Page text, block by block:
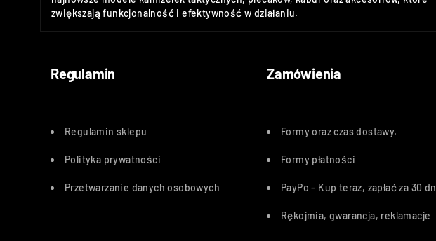
zwiększają funkcjonalność i efektywność w działaniu.
Regulamin Zamówienia
Regulamin sklepu
Polityka prywatności
Przetwarzanie danych osobowych
Formy oraz czas dostawy.
Formy płatności
PayPo – Kup teraz, zapłać za 30 dn
Rękojmia, gwarancja, reklamacje